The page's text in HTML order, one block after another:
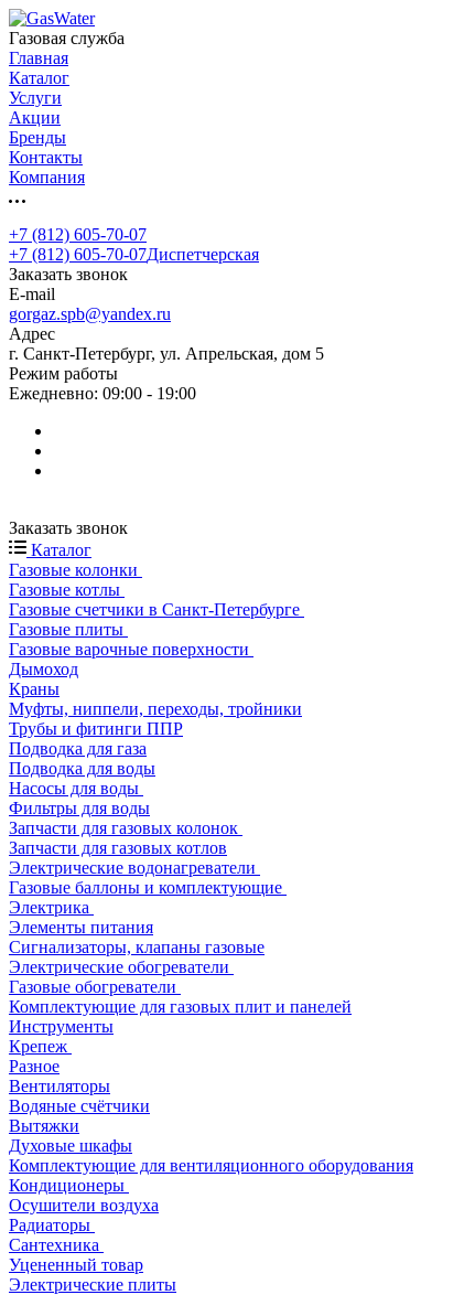
Газовая служба
Главная
Каталог
Услуги
Акции
Бренды
Контакты
Компания
+7 (812) 605-70-07
+7 (812) 605-70-07Диспетчерская
Заказать звонок
E-mail
gorgaz.spb@yandex.ru
Адрес
г. Санкт-Петербург, ул. Апрельская, дом 5
Режим работы
Ежедневно: 09:00 - 19:00
Заказать звонок
Каталог
Газовые колонки
Газовые котлы
Газовые счетчики в Санкт-Петербурге
Газовые плиты
Газовые варочные поверхности
Дымоход
Краны
Муфты, ниппели, переходы, тройники
Трубы и фитинги ППР
Подводка для газа
Подводка для воды
Насосы для воды
Фильтры для воды
Запчасти для газовых колонок
Запчасти для газовых котлов
Электрические водонагреватели
Газовые баллоны и комплектующие
Электрика
Элементы питания
Сигнализаторы, клапаны газовые
Электрические обогреватели
Газовые обогреватели
Комплектующие для газовых плит и панелей
Инструменты
Крепеж
Разное
Вентиляторы
Водяные счётчики
Вытяжки
Духовые шкафы
Комплектующие для вентиляционного оборудования
Кондиционеры
Осушители воздуха
Радиаторы
Сантехника
Уцененный товар
Электрические плиты